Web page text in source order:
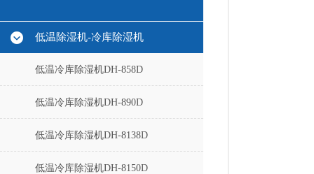
低温除湿机-冷库除湿机
低温冷库除湿机DH-858D
低温冷库除湿机DH-890D
低温冷库除湿机DH-8138D
低温冷库除湿机DH-8150D